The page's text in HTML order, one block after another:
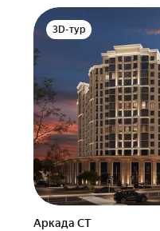
3D-тур
Аркада СТ